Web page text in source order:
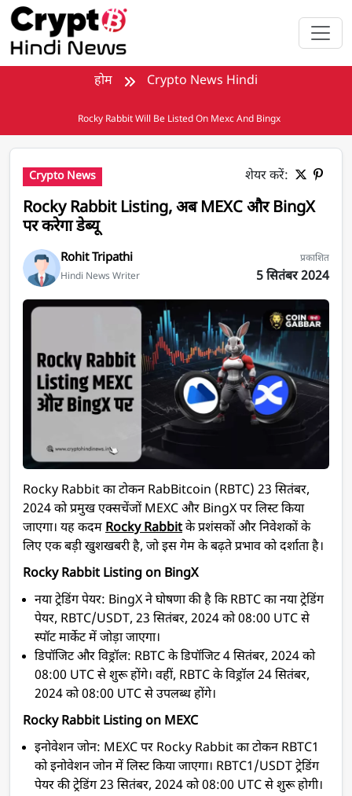
मुख्य सामग्री पर जाएँ
होम Crypto News Hindi
Rocky Rabbit Will Be Listed On Mexc And Bingx
Crypto News शेयर करें:
Rocky Rabbit Listing, अब MEXC और BingX
पर करेगा डेब्यू
Rohit Tripathi
Hindi News Writer
प्रकाशित
5 सितंबर 2024
Rocky Rabbit Listing, अब MEXC और BingX पर करेगा डेब्यू
Rocky Rabbit का टोकन RabBitcoin (RBTC) 23 सितंबर,
2024 को प्रमुख एक्सचेंजों MEXC और BingX पर लिस्ट किया
जाएगा। यह कदमRocky Rabbitके प्रशंसकों और निवेशकों के
लिए एक बड़ी खुशखबरी है, जो इस गेम के बढ़ते प्रभाव को दर्शाता है।
Rocky Rabbit Listing on BingX
नया ट्रेडिंग पेयर: BingX ने घोषणा की है कि RBTC का नया ट्रेडिंग
पेयर, RBTC/USDT, 23 सितंबर, 2024 को 08:00 UTC से
स्पॉट मार्केट में जोड़ा जाएगा।
डिपॉजिट और विड्रॉल: RBTC के डिपॉजिट 4 सितंबर, 2024 को
08:00 UTC से शुरू होंगे। वहीं, RBTC के विड्रॉल 24 सितंबर,
2024 को 08:00 UTC से उपलब्ध होंगे।
Rocky Rabbit Listing on MEXC
इनोवेशन जोन: MEXC पर Rocky Rabbit का टोकन RBTC1
को इनोवेशन जोन में लिस्ट किया जाएगा। RBTC1/USDT ट्रेडिंग
पेयर की ट्रेडिंग 23 सितंबर, 2024 को 08:00 UTC से शुरू होगी।